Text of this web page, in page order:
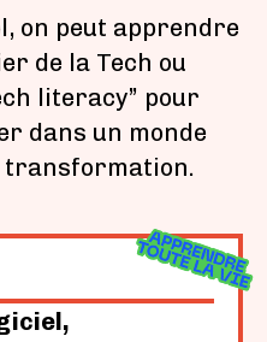
on peut apprendre
de la Tech ou
literacy” pour
dans un monde
transformation.